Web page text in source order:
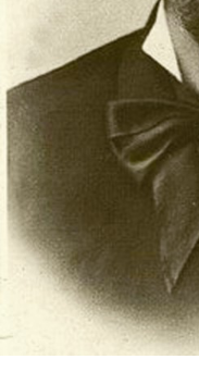
2018
2017
2016
2014
2013
2012